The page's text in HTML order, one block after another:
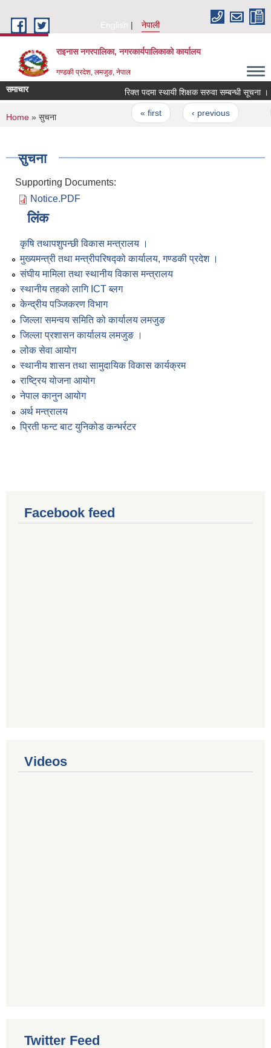
English
नेपाली
राइनास नगरपालिका, नगरकार्यपालिकाको कार्यालय
गण्डकी प्रदेश, लमजुङ, नेपाल
समाचार रिक्त पदमा स्थायी शिक्षक सरुवा सम्बन्धी सूचना ।
Pages
« first ‹ previous
You are here
Home » सुचना
सुचना
Supporting Documents:
Notice.PDF
लिंक
कृषि तथापशुपन्छी विकास मन्त्रालय ।
मुख्यमन्त्री तथा मन्त्रीपरिषद्को कार्यालय, गण्डकी प्रदेश ।
संघीय मामिला तथा स्थानीय विकास मन्त्रालय
स्थानीय तहको लागि ICT ब्लग
केन्द्रीय पञ्जिकरण विभाग
जिल्ला समन्वय समिति को कार्यालय लमजुङ
जिल्ला प्रशासन कार्यालय लमजुङ ।
लोक सेवा आयोग
स्थानीय शासन तथा सामुदायिक विकास कार्यक्रम
राष्ट्रिय योजना आयोग
नेपाल कानुन आयोग
अर्थ मन्त्रालय
प्रिती फन्ट बाट युनिकोड कन्भर्रटर
Facebook feed
Videos
Twitter Feed